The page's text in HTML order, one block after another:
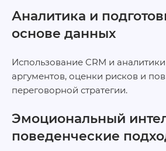
Аналитика и
основе данных
Использование CRM и
аргументов, оценки рисков и
переговорной стратегии.
Эмоциональный
поведенческие